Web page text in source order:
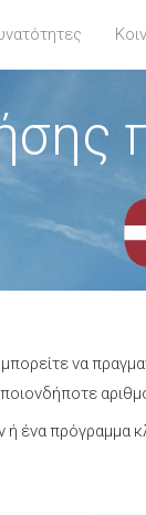
να
ένα πρόγραμμα